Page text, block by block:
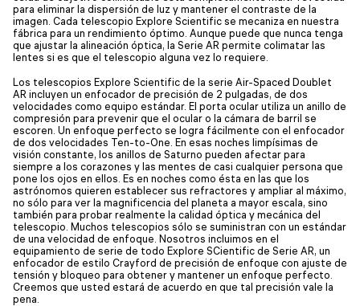
para eliminar la dispersión de luz y mantener el contraste de la
imagen. Cada telescopio Explore Scientific se mecaniza en nuestra
fábrica para un rendimiento óptimo. Aunque puede que nunca tenga
que ajustar la alineación óptica, la Serie AR permite colimatar las
lentes si es que el telescopio alguna vez lo requiere.
Los telescopios Explore Scientific de la serie Air-Spaced Doublet
AR incluyen un enfocador de precisión de 2 pulgadas, de dos
velocidades como equipo estándar. El porta ocular utiliza un anillo de
compresión para prevenir que el ocular o la cámara de barril se
escoren. Un enfoque perfecto se logra fácilmente con el enfocador
de dos velocidades Ten-to-One. En esas noches limpísimas de
visión constante, los anillos de Saturno pueden afectar para
siempre a los corazones y las mentes de casi cualquier persona que
pone los ojos en ellos. Es en noches como ésta en las que los
astrónomos quieren establecer sus refractores y ampliar al máximo,
no sólo para ver la magnificencia del planeta a mayor escala, sino
también para probar realmente la calidad óptica y mecánica del
telescopio. Muchos telescopios sólo se suministran con un estándar
de una velocidad de enfoque. Nosotros incluimos en el
equipamiento de serie de todo Explore SCientific de Serie AR, un
enfocador de estilo Crayford de precisión de enfoque con ajuste de
tensión y bloqueo para obtener y mantener un enfoque perfecto.
Creemos que usted estará de acuerdo en que tal precisión vale la
pena.